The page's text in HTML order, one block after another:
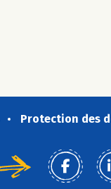
Protection des